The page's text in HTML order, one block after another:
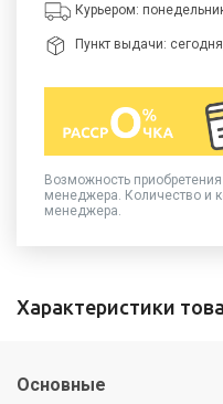
Курьером:
Пункт выдачи:
Возможность
менеджера. Количество и
менеджера.
Характеристики
Основные